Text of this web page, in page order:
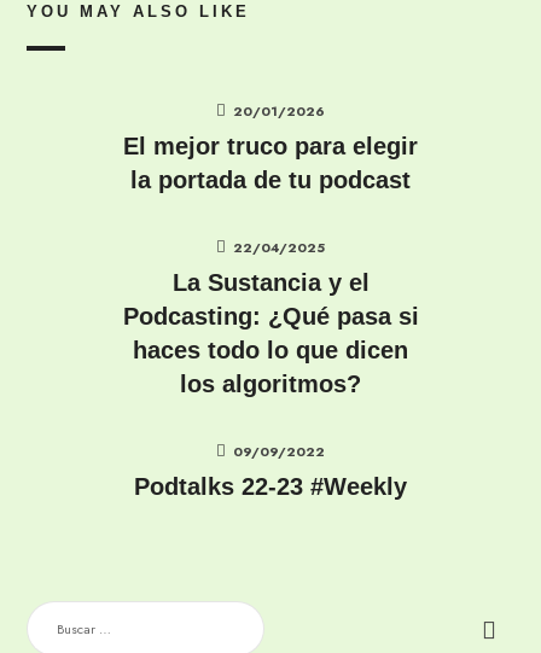
YOU MAY ALSO LIKE
20/01/2026
El mejor truco para elegir
la portada de tu podcast
22/04/2025
La Sustancia y el
Podcasting: ¿Qué pasa si
haces todo lo que dicen
los algoritmos?
09/09/2022
Podtalks 22-23 #Weekly
BUSCAR: